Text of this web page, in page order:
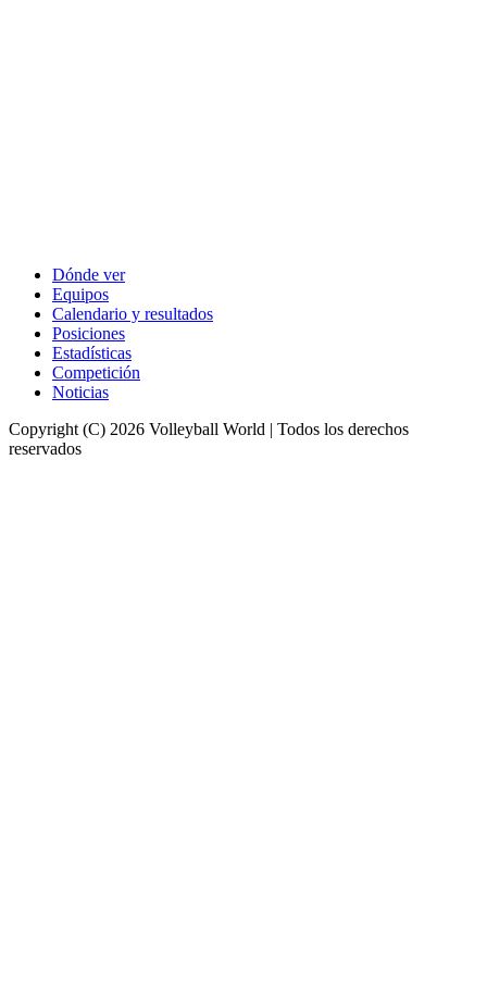
Dónde ver
Equipos
Calendario y resultados
Posiciones
Estadísticas
Competición
Noticias
Copyright (C) 2026 Volleyball World | Todos los derechos
reservados